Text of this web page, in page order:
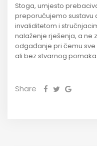
Stoga, umjesto
preporučujemo sustavu
invaliditetom i
nalaženje rješenja, a ne
odgađanje pri čemu
ali bez stvarnog pomaka.
Share